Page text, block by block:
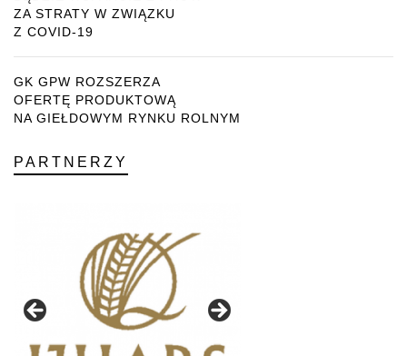
ZA STRATY W ZWIĄZKU
Z COVID-19
GK GPW ROZSZERZA
OFERTĘ PRODUKTOWĄ
NA GIEŁDOWYM RYNKU ROLNYM
PARTNERZY